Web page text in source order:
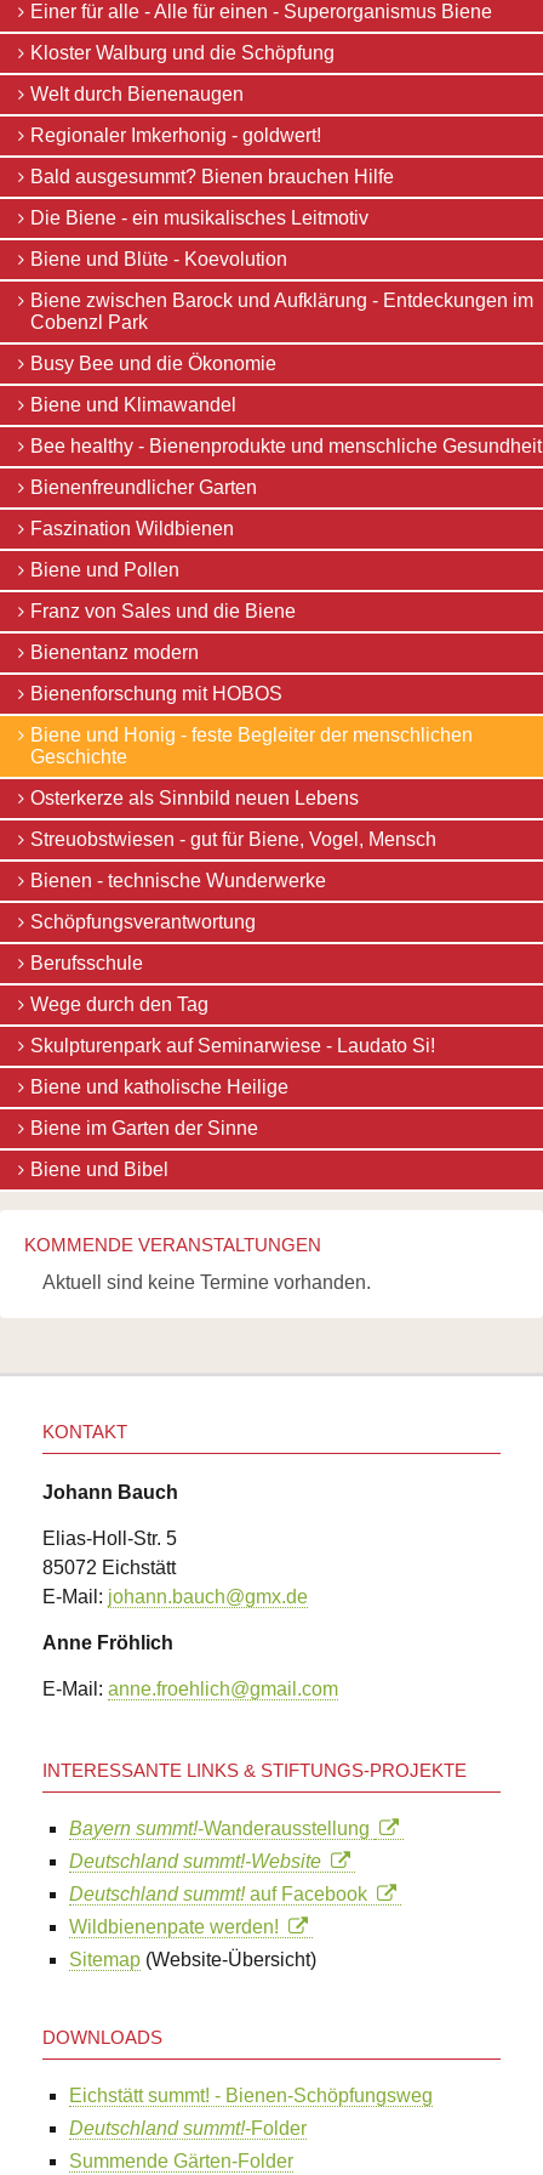
die
Schöpfung
für
alle
Alle
für
einen
Superorganismus
Biene
Kloster
Walburg
und
die
Schöpfung
Welt
durch
Bienenaugen
Imkerhonig
-
goldwert!
Bald
ausgesummt?
Bienen
brauchen
Hilfe
Die
Biene
ein
musikalisches
Leitmotiv
Biene
und
Blüte
Koevolution
Biene
zwischen
Barock
und
Aufklärung
Entdeckungen
im
Cobenzl
Park
Busy
Bee
die
und
healthy
und
Gesundheit
Bienenfreundlicher
Faszination
Biene
Pollen
Franz
Sales
Bienenforschung
Osterkerze
neuen
Streuobstwiesen
Links
Wildbienen
Wildbienenarten
Bestäubungsfunktion
Gefährdung
Schutz
und
Hilfe
Literatur
Links
Bienenfreundlich
Gärtnern
Allgemein
Links
Biologische
Vielfalt
Einer für alle - Alle für einen - Superorganismus Biene
Kloster Walburg und die Schöpfung
Welt durch Bienenaugen
Regionaler Imkerhonig - goldwert!
Bald ausgesummt? Bienen brauchen Hilfe
Die Biene - ein musikalisches Leitmotiv
Biene und Blüte - Koevolution
Biene zwischen Barock und Aufklärung - Entdeckungen im
Cobenzl Park
Busy Bee und die Ökonomie
Biene und Klimawandel
Bee healthy - Bienenprodukte und menschliche Gesundheit
Bienenfreundlicher Garten
Faszination Wildbienen
Biene und Pollen
Franz von Sales und die Biene
Bienentanz modern
Bienenforschung mit HOBOS
Biene und Honig - feste Begleiter der menschlichen
Geschichte
Osterkerze als Sinnbild neuen Lebens
Streuobstwiesen - gut für Biene, Vogel, Mensch
Bienen - technische Wunderwerke
Schöpfungsverantwortung
Berufsschule
Wege durch den Tag
Skulpturenpark auf Seminarwiese - Laudato Si!
Biene und katholische Heilige
Biene im Garten der Sinne
Biene und Bibel
KOMMENDE VERANSTALTUNGEN
Aktuell sind keine Termine vorhanden.
KONTAKT
Johann Bauch
Elias-Holl-Str. 5
85072 Eichstätt
E-Mail: johann.bauch@gmx.de
Anne Fröhlich
E-Mail: anne.froehlich@gmail.com
INTERESSANTE LINKS & STIFTUNGS-PROJEKTE
Bayern summt!-Wanderausstellung
Deutschland summt!-Website
Deutschland summt!auf Facebook
Wildbienenpate werden!
Sitemap (Website-Übersicht)
DOWNLOADS
Eichstätt summt! - Bienen-Schöpfungsweg
Deutschland summt!-Folder
Summende Gärten-Folder